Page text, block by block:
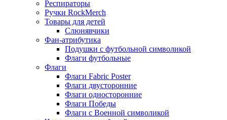
Респираторы
Ручки RockMerch
Товары для детей
Слюнявчики
Фан-атрибутика
Подушки с футбольной символикой
Флаги футбольные
Флаги
Флаги Fabric Poster
Флаги двусторонние
Флаги односторонние
Флаги Победы
Флаги с Военной символикой